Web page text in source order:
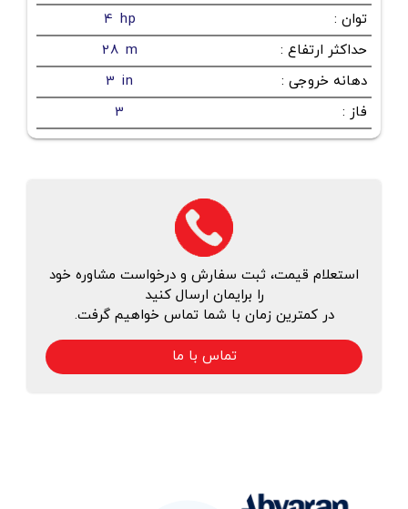
توان :
4 hp
حداکثر ارتفاع :
28 m
دهانه خروجی :
3 in
فاز :
3
استعلام قیمت، ثبت سفارش و درخواست مشاوره خود
را برایمان ارسال کنید
در کمترین زمان با شما تماس خواهیم گرفت.
تماس با ما